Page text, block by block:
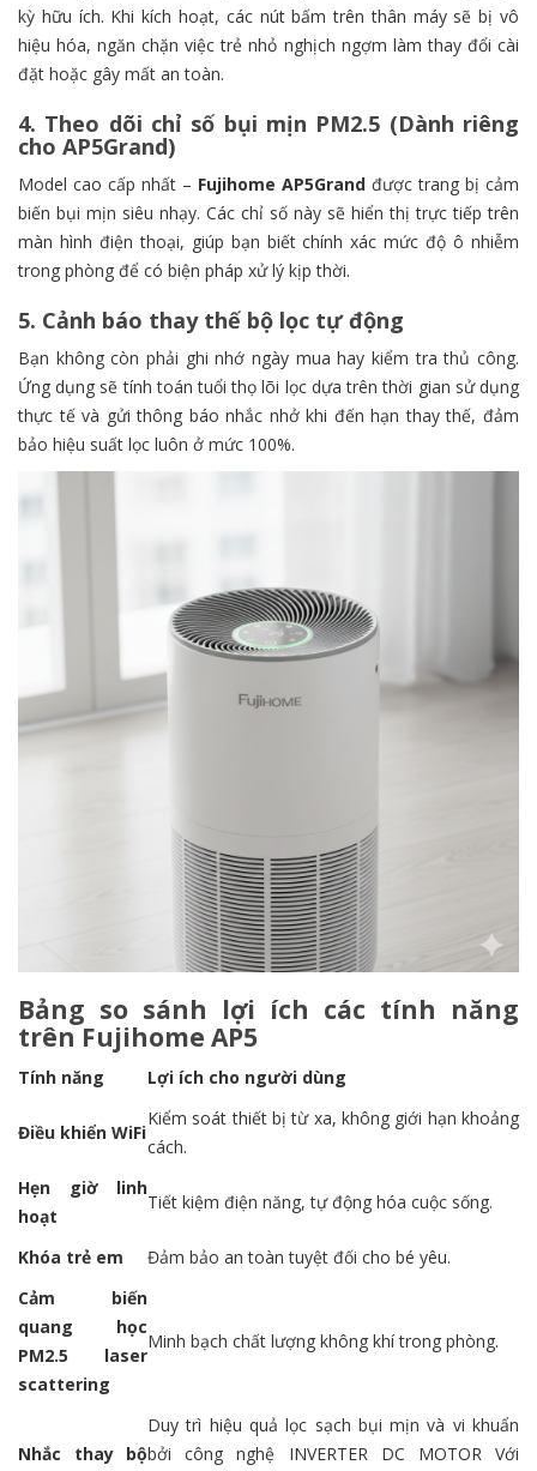
kỳ hữu ích. Khi kích hoạt, các nút bấm trên thân máy sẽ bị vô
hiệu hóa, ngăn chặn việc trẻ nhỏ nghịch ngợm làm thay đổi cài
đặt hoặc gây mất an toàn.
4. Theo dõi chỉ số bụi mịn PM2.5 (Dành riêng
cho AP5Grand)
Model cao cấp nhất – Fujihome AP5Grand được trang bị cảm
biến bụi mịn siêu nhạy. Các chỉ số này sẽ hiển thị trực tiếp trên
màn hình điện thoại, giúp bạn biết chính xác mức độ ô nhiễm
trong phòng để có biện pháp xử lý kịp thời.
5. Cảnh báo thay thế bộ lọc tự động
Bạn không còn phải ghi nhớ ngày mua hay kiểm tra thủ công.
Ứng dụng sẽ tính toán tuổi thọ lõi lọc dựa trên thời gian sử dụng
thực tế và gửi thông báo nhắc nhở khi đến hạn thay thế, đảm
bảo hiệu suất lọc luôn ở mức 100%.
Bảng so sánh lợi ích các tính năng
trên Fujihome AP5
Tính năng Lợi ích cho người dùng
Điều khiển WiFi
Kiểm soát thiết bị từ xa, không giới hạn khoảng
cách.
Hẹn giờ linh
hoạt
Tiết kiệm điện năng, tự động hóa cuộc sống.
Khóa trẻ em
Đảm bảo an toàn tuyệt đối cho bé yêu.
Cảm biến
quang học
PM2.5 laser
scattering
Minh bạch chất lượng không khí trong phòng.
Nhắc thay bộ
Duy trì hiệu quả lọc sạch bụi mịn và vi khuẩn
bởicông nghệ INVERTER DC MOTOR Với